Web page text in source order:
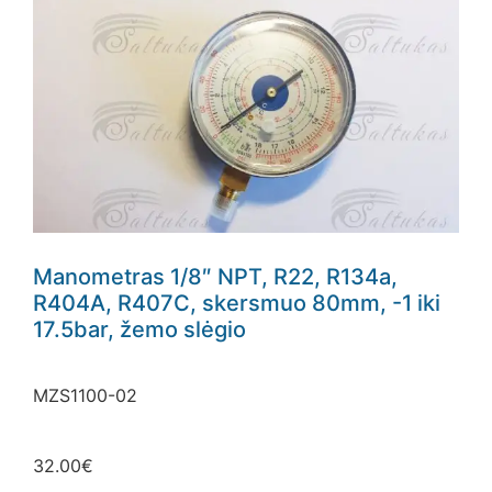
Manometras 1/8″ NPT, R22, R134a,
R404A, R407C, skersmuo 80mm, -1 iki
17.5bar, žemo slėgio
MZS1100-02
32.00€